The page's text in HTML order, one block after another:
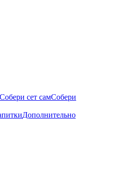
Собери сет самСобери
Дополнительно